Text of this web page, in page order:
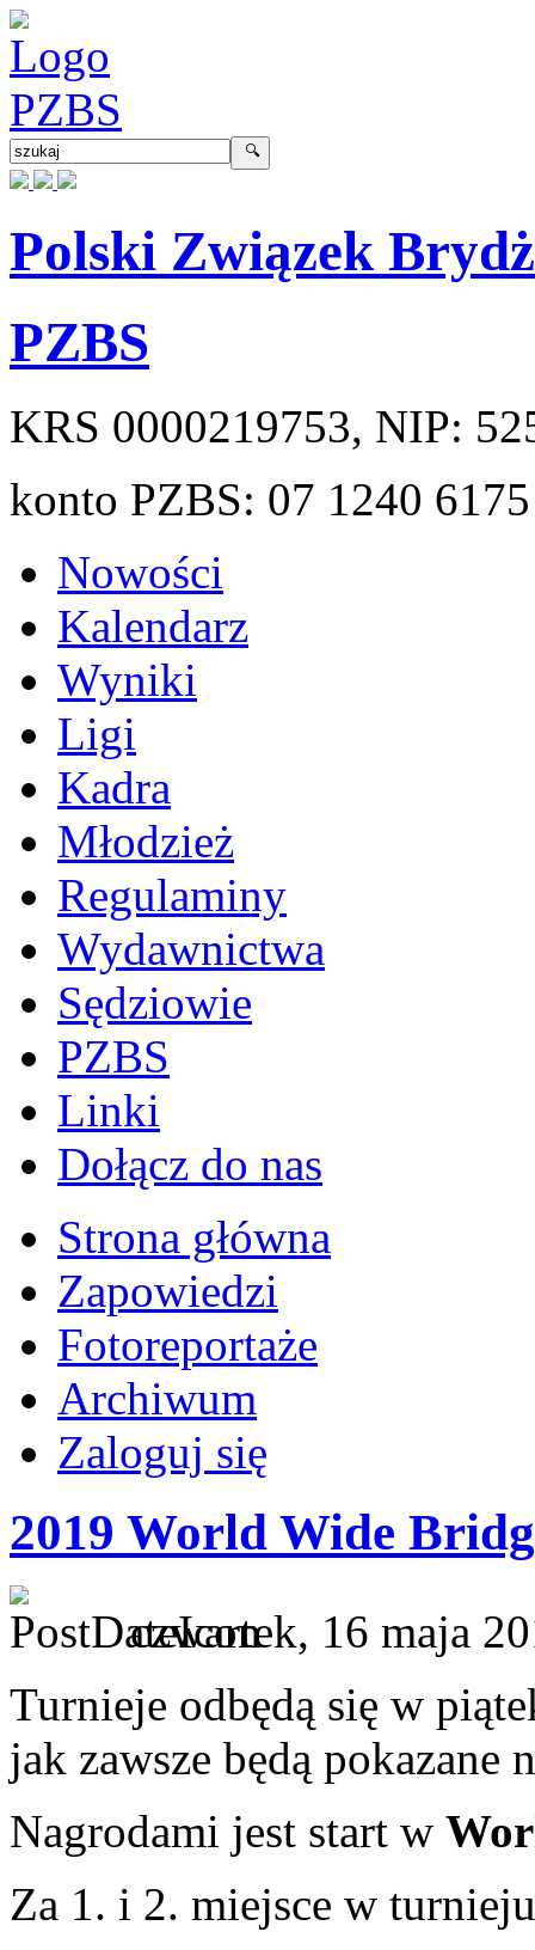
Polski Związek
PZBS
KRS 0000219753, NIP:
konto PZBS: 07 1240
Nowości
Kalendarz
Wyniki
Ligi
Kadra
Młodzież
Regulaminy
Wydawnictwa
Sędziowie
PZBS
Linki
Dołącz do nas
Strona główna
Zapowiedzi
Fotoreportaże
Archiwum
Zaloguj się
2019 World Wide
czwartek, 16 maja
Turnieje odbędą się w
jak zawsze będą pokazane
Nagrodami jest start w
Za 1. i 2. miejsce w